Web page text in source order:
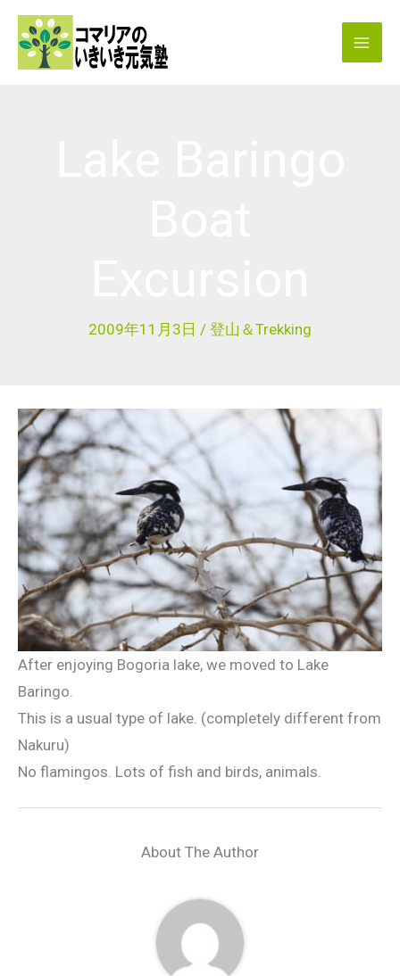
2009年11月3日 / 登山＆Trekking
After enjoying Bogoria lake, we moved to Lake
Baringo.
This is a usual type of lake. (completely different from
Nakuru)
No flamingos. Lots of fish and birds, animals.
About The Author